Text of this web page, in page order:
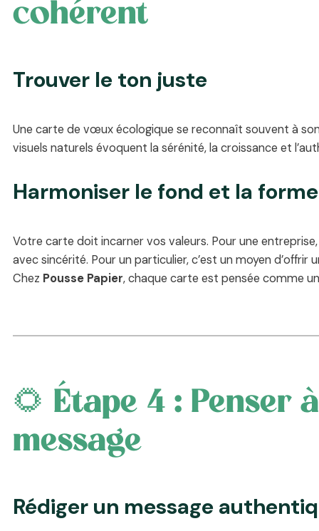
cohérent
Trouver le ton juste
Une carte de vœux écologique se reconnaît souvent à
visuels naturels évoquent la sérénité, la croissance et
Harmoniser le fond et la forme
Votre carte doit incarner vos valeurs. Pour une
avec sincérité. Pour un particulier, c’est un moyen d’offrir
Chez Pousse Papier, chaque carte est pensée comme
🌻 Étape 4 : Penser
message
Rédiger un message